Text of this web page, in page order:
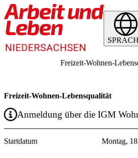
Freizeit-Wohnen-
Freizeit-Wohnen-Lebensqualität
Anmeldung über die IGM
Startdatum Montag,